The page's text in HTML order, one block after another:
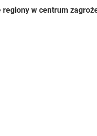
regiony w centrum